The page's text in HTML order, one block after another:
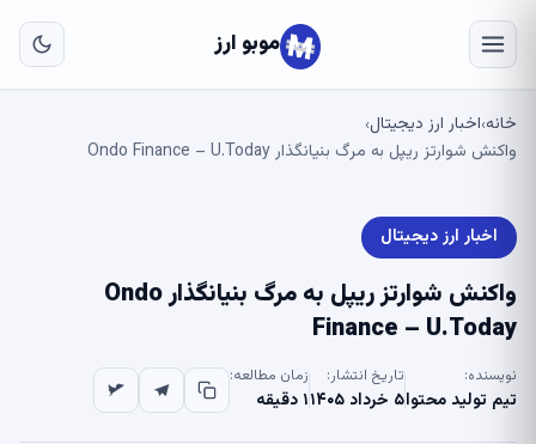
موبو ارز
خانه›اخبار ارز دیجیتال›
واکنش شوارتز ریپل به مرگ بنیانگذار Ondo Finance – U.Today
اخبار ارز دیجیتال
واکنش شوارتز ریپل به مرگ بنیانگذار Ondo
Finance – U.Today
نویسنده:
تیم تولید محتوا
تاریخ انتشار:
۵ خرداد ۱۴۰۵
زمان مطالعه:
۱ دقیقه